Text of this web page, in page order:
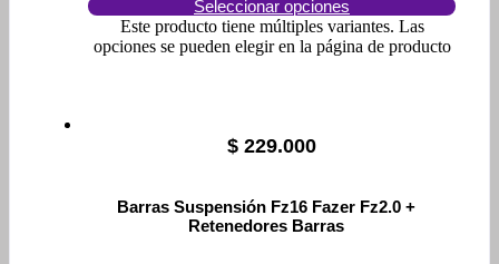
Seleccionar opciones
Este producto tiene múltiples variantes. Las
opciones se pueden elegir en la página de producto
$ 229.000
Barras Suspensión Fz16 Fazer Fz2.0 +
Retenedores Barras